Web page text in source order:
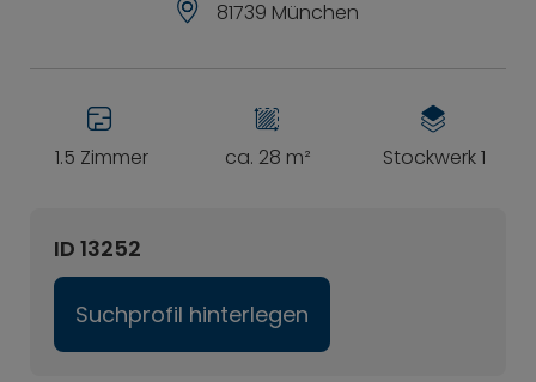
81739 München
1.5 Zimmer ca. 28 m² Stockwerk 1
ID 13252
Suchprofil hinterlegen